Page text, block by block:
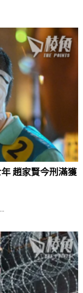
趙家賢今刑滿獲